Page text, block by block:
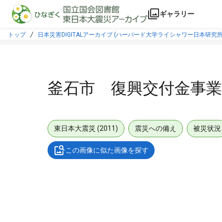
本文に飛ぶ
ギャラリー
トップ 日本災害DIGITALアーカイブ (ハーバード大学ライシャワー日本研究
釜石市 復興交付金事業
東日本大震災 (2011) 震災への備え 被災状況
この画像に似た画像を探す